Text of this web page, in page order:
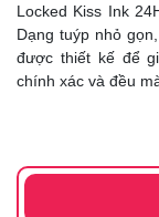
Locked Kiss Ink
Dạng tuýp nhỏ
được thiết kế để
chính xác và đều